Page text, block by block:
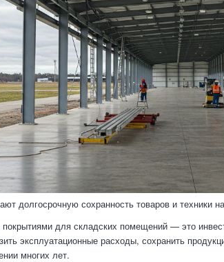
долгосрочную сохранность товаров и техники
для складских помещений — это
эксплуатационные расходы, сохранить
многих лет.